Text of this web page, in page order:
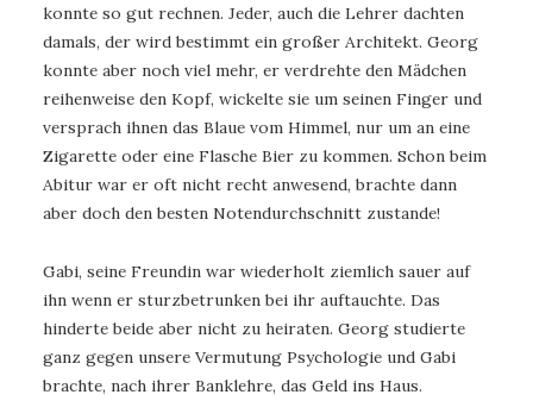
konnte so gut rechnen. Jeder, auch die Lehrer dachten
damals, der wird bestimmt ein großer Architekt. Georg
konnte aber noch viel mehr, er verdrehte den Mädchen
reihenweise den Kopf, wickelte sie um seinen Finger und
versprach ihnen das Blaue vom Himmel, nur um an eine
Zigarette oder eine Flasche Bier zu kommen. Schon beim
Abitur war er oft nicht recht anwesend, brachte dann
aber doch den besten Notendurchschnitt zustande!
Gabi, seine Freundin war wiederholt ziemlich sauer auf
ihn wenn er sturzbetrunken bei ihr auftauchte. Das
hinderte beide aber nicht zu heiraten. Georg studierte
ganz gegen unsere Vermutung Psychologie und Gabi
brachte, nach ihrer Banklehre, das Geld ins Haus.